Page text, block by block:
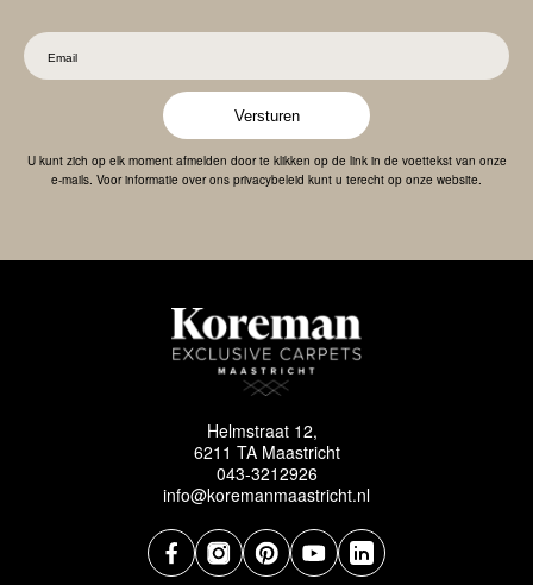
Versturen
U kunt zich op elk moment afmelden door te klikken op de link in de voettekst van onze
e-mails. Voor informatie over ons privacybeleid kunt u terecht op onze website.
Helmstraat 12,
6211 TA Maastricht
043-3212926
info@koremanmaastricht.nl